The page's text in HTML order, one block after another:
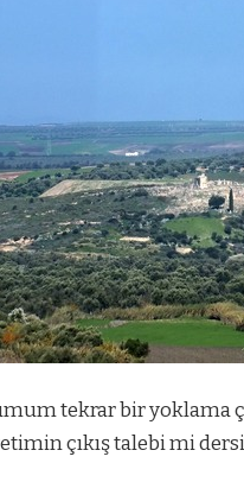
tekrar bir yoklama
çıkış talebi mi